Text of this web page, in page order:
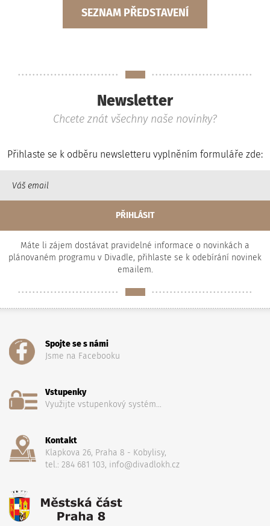
SEZNAM PŘEDSTAVENÍ
Newsletter
Chcete znát všechny naše novinky?
Přihlaste se k odběru newsletteru vyplněním formuláře zde:
Máte li zájem dostávat pravidelné informace o novinkách a
plánovaném programu v Divadle, přihlaste se k odebírání novinek
emailem.
Spojte se s námi
Jsme na Facebooku
Vstupenky
Využijte vstupenkový systém...
Kontakt
Klapkova 26, Praha 8 - Kobylisy,
tel.: 284 681 103, info@divadlokh.cz